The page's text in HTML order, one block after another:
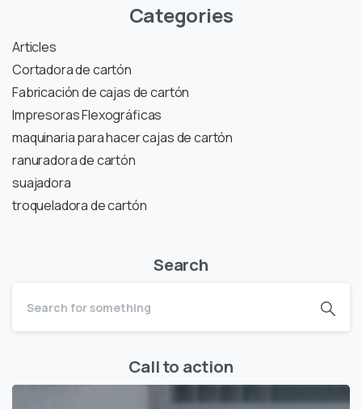
Categories
Articles
Cortadora de cartón
Fabricación de cajas de cartón
Impresoras Flexográficas
maquinaria para hacer cajas de cartón
ranuradora de cartón
suajadora
troqueladora de cartón
Search
Call to action